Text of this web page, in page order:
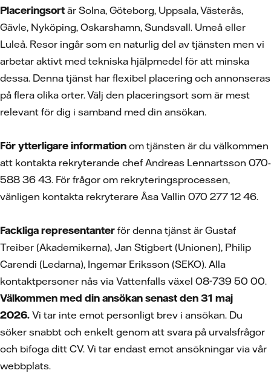
Placeringsort är Solna, Göteborg, Uppsala, Västerås,
Gävle, Nyköping, Oskarshamn, Sundsvall. Umeå eller
Luleå. Resor ingår som en naturlig del av tjänsten men vi
arbetar aktivt med tekniska hjälpmedel för att minska
dessa. Denna tjänst har flexibel placering och annonseras
på flera olika orter. Välj den placeringsort som är mest
relevant för dig i samband med din ansökan.
För ytterligare information om tjänsten är du välkommen
att kontakta rekryterande chef Andreas Lennartsson 070-
588 36 43. För frågor om rekryteringsprocessen,
vänligen kontakta rekryterare Åsa Vallin 070 277 12 46.
Fackliga representanter för denna tjänst är Gustaf
Treiber (Akademikerna), Jan Stigbert (Unionen), Philip
Carendi (Ledarna), Ingemar Eriksson (SEKO). Alla
kontaktpersoner nås via Vattenfalls växel 08-739 50 00.
Välkommen med din ansökan senast den 31 maj
2026. Vi tar inte emot personligt brev i ansökan. Du
söker snabbt och enkelt genom att svara på urvalsfrågor
och bifoga ditt CV. Vi tar endast emot ansökningar via vår
webbplats.